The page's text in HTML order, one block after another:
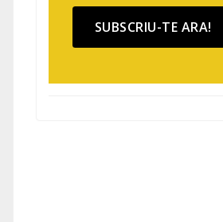
SUBSCRIU-TE ARA!